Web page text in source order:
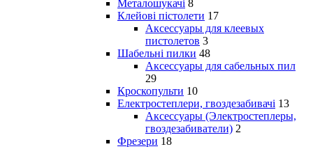
Металошукачі 8
Клейові пістолети 17
Аксессуары для клеевых
пистолетов 3
Шабельні пилки 48
Аксессуары для сабельных пил
29
Кроскопульти 10
Електростеплери, гвоздезабивачі 13
Аксессуары (Электростеплеры,
гвоздезабиватели) 2
Фрезери 18